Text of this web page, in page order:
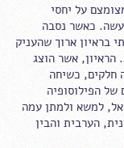
על יחסי
כאשר נסבה
בראיון ארוך שהעניק
משעל ליומון האחים המוסלמים בירדן ביולי 2010. הראיון, אשר הוצג
חלקים, כשיחה
הפילוסופיה
למשא ולמתן עמה
הערבית והבין